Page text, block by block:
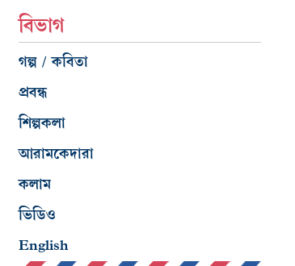
বিভাগ
গল্প / কবিতা
প্রবন্ধ
শিল্পকলা
আরামকেদারা
কলাম
ভিডিও
English